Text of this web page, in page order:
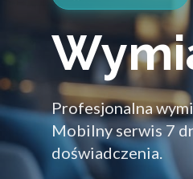
Profesjonalna
Mobilny serwis 7
doświadczenia.